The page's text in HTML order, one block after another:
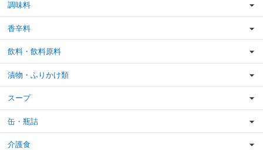
調味料
香辛料
飲料・飲料原料
漬物・ふりかけ類
スープ
缶・瓶詰
介護食